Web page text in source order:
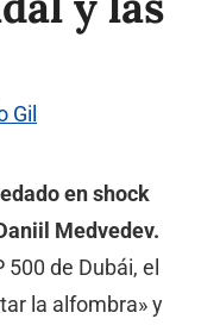
Gil
en shock
Medvedev.
de Dubái, el
la alfombra» y